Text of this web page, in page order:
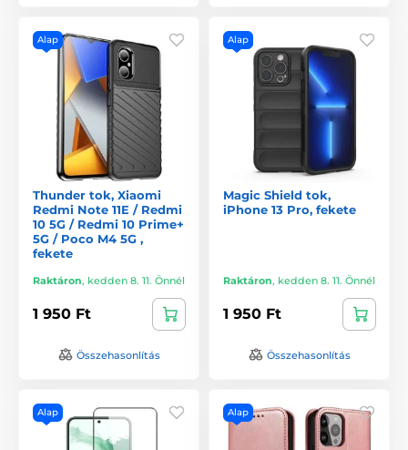
Alap
Thunder tok, Xiaomi
Redmi Note 11E / Redmi
10 5G / Redmi 10 Prime+
5G / Poco M4 5G ,
fekete
Raktáron, kedden 8. 11. Önnél
1 950 Ft
Összehasonlítás
Alap
Magic Shield tok,
iPhone 13 Pro, fekete
Raktáron, kedden 8. 11. Önnél
1 950 Ft
Összehasonlítás
Alap Alap